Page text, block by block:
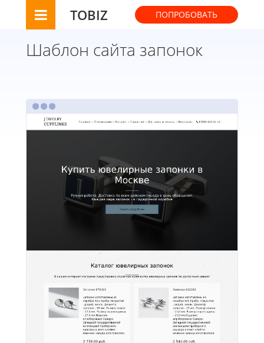
TOBIZ ПОПРОБОВАТЬ
Шаблон сайта запонок